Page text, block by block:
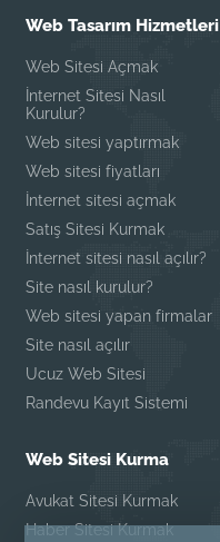
Web Tasarım Hizmetleri
Web Sitesi Açmak
İnternet Sitesi Nasıl
Kurulur?
Web sitesi yaptırmak
Web sitesi fiyatları
İnternet sitesi açmak
Satış Sitesi Kurmak
İnternet sitesi nasıl açılır?
Site nasıl kurulur?
Web sitesi yapan firmalar
Site nasıl açılır
Ucuz Web Sitesi
Randevu Kayıt Sistemi
Web Sitesi Kurma
Avukat Sitesi Kurmak
Haber Sitesi Kurmak